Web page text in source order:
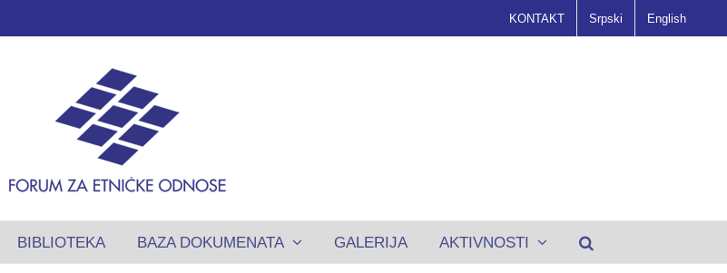
KONTAKT Srpski English
BIBLIOTEKA BAZA DOKUMENATA GALERIJA AKTIVNOSTI